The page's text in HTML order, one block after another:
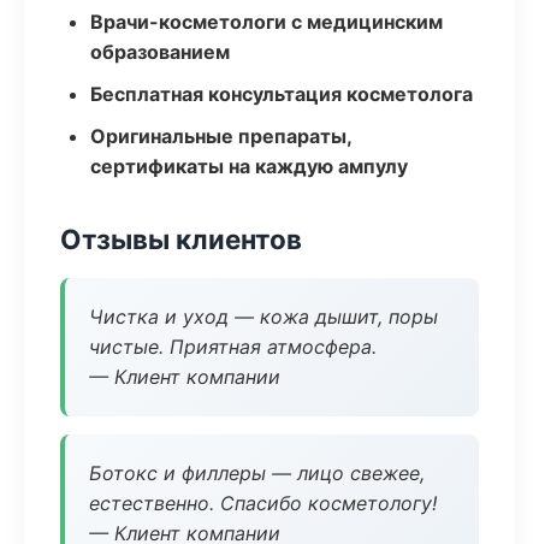
Врачи-косметологи с медицинским
образованием
Бесплатная консультация косметолога
Оригинальные препараты,
сертификаты на каждую ампулу
Отзывы клиентов
Чистка и уход — кожа дышит, поры
чистые. Приятная атмосфера.
— Клиент компании
Ботокс и филлеры — лицо свежее,
естественно. Спасибо косметологу!
— Клиент компании